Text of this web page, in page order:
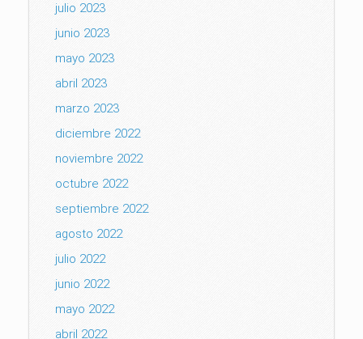
julio 2023
junio 2023
mayo 2023
abril 2023
marzo 2023
diciembre 2022
noviembre 2022
octubre 2022
septiembre 2022
agosto 2022
julio 2022
junio 2022
mayo 2022
abril 2022